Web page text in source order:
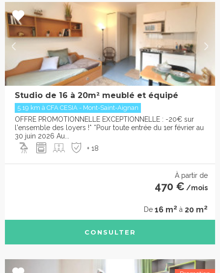
Studio de 16 à 20m² meublé et équipé
5.19 km à CFA CESIA - Mont-Saint-Aignan
OFFRE PROMOTIONNELLE EXCEPTIONNELLE : -20€ sur
l'ensemble des loyers !* *Pour toute entrée du 1er février au
30 juin 2026 Au...
+ 18
À partir de
470 € /mois
De 16 m2 à 20 m2
CONSULTER